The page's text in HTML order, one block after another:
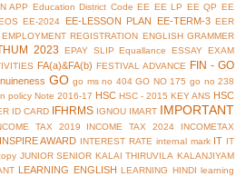
APP Education District Code EE EE LP EE QP EE
EE-2024 EE-LESSON PLAN EE-TERM-3 EER
EMPLOYMENT REGISTRATION ENGLISH GRAMMER
2023 EPAY SLIP Equallance ESSAY EXAM
FA(a)&FA(b) FESTIVAL ADVANCE FIN - GO
GO go ms no 404 GO NO 175 go no 238
policy Note 2016-17 HSC HSC - 2015 KEY ANS HSC
ID CARD IFHRMS IGNOU IMART IMPORTANT
TAX 2019 INCOME TAX 2024 INCOMETAX
INSPIRE AWARD INTEREST RATE internal mark IT IT
JUNIOR SENIOR KALAI THIRUVILA KALANJIYAM
LEARNING ENGLISH LEARNING HINDI learning